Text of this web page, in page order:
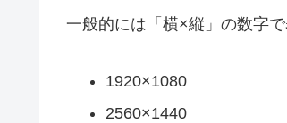
一般的には「横×縦」の数字で
1920×1080
2560×1440